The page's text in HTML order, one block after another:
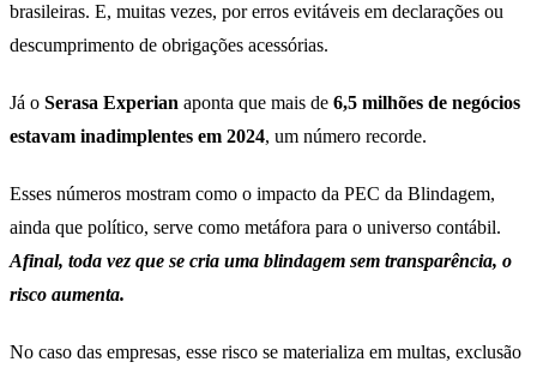
brasileiras. E, muitas vezes, por erros evitáveis em declarações ou
descumprimento de obrigações acessórias.
Já o Serasa Experian aponta que mais de 6,5 milhões de negócios
estavam inadimplentes em 2024, um número recorde.
Esses números mostram como o impacto da PEC da Blindagem,
ainda que político, serve como metáfora para o universo contábil.
Afinal, toda vez que se cria uma blindagem sem transparência, o
risco aumenta.
No caso das empresas, esse risco se materializa em multas, exclusão